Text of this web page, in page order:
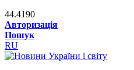
44.4190
Авторизація
Пошук
RU